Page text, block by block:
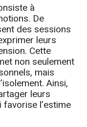
à
De
des sessions
leurs
Cette
non seulement
mais
Ainsi,
leurs
favorise l’estime